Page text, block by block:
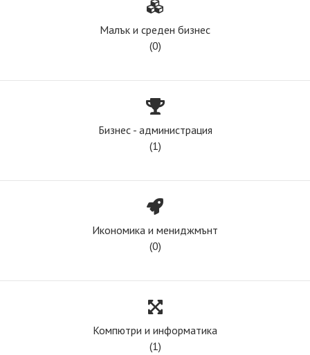
Малък и среден бизнес
(0)
Бизнес - администрация
(1)
Икономика и мениджмънт
(0)
Компютри и информатика
(1)